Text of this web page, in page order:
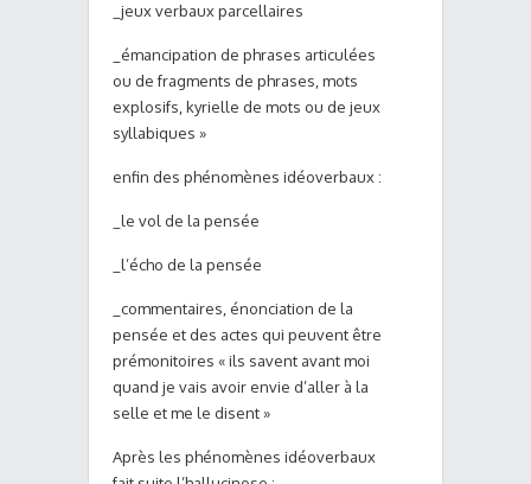
_jeux verbaux parcellaires
_émancipation de phrases articulées
ou de fragments de phrases, mots
explosifs, kyrielle de mots ou de jeux
syllabiques »
enfin des phénomènes idéoverbaux :
_le vol de la pensée
_l’écho de la pensée
_commentaires, énonciation de la
pensée et des actes qui peuvent être
prémonitoires « ils savent avant moi
quand je vais avoir envie d’aller à la
selle et me le disent »
Après les phénomènes idéoverbaux